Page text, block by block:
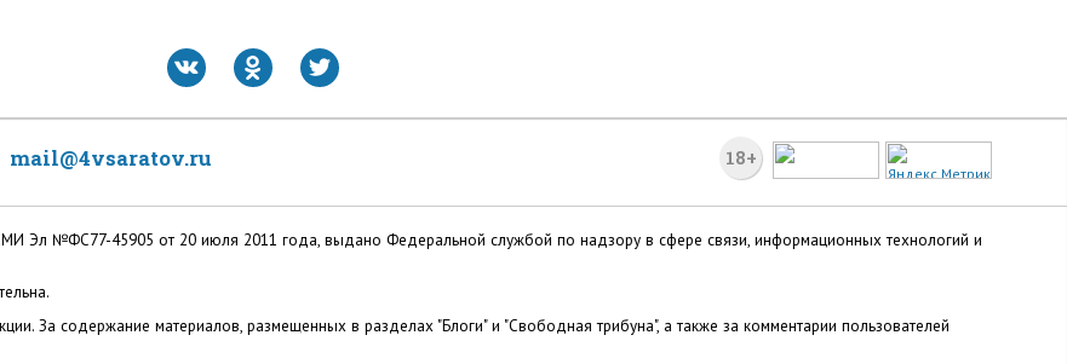
18+
mail@4vsaratov.ru
СМИ Эл №ФС77-45905 от 20 июля 2011 года, выдано Федеральной службой по надзору в сфере связи, информационных технологий и
За содержание материалов, размещенных в разделах "Блоги" и "Свободная трибуна", а также за комментарии пользователей